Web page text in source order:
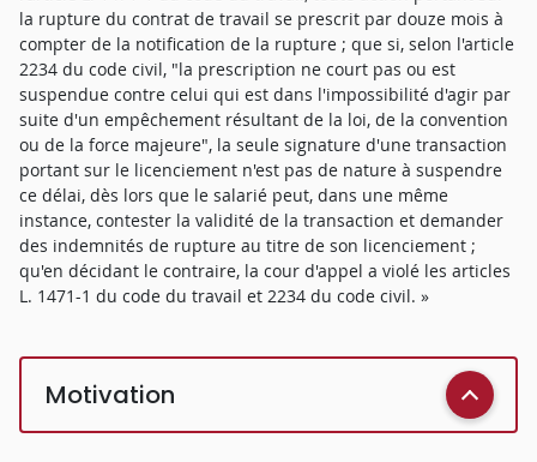
la rupture du contrat de travail se prescrit par douze mois à
compter de la notification de la rupture ; que si, selon l'article
2234 du code civil, "la prescription ne court pas ou est
suspendue contre celui qui est dans l'impossibilité d'agir par
suite d'un empêchement résultant de la loi, de la convention
ou de la force majeure", la seule signature d'une transaction
portant sur le licenciement n'est pas de nature à suspendre
ce délai, dès lors que le salarié peut, dans une même
instance, contester la validité de la transaction et demander
des indemnités de rupture au titre de son licenciement ;
qu'en décidant le contraire, la cour d'appel a violé les articles
L. 1471-1 du code du travail et 2234 du code civil. »
Motivation